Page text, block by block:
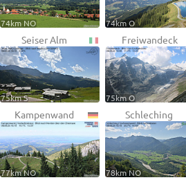
74km NO 74km O
Seiser Alm
75km S
Freiwandeck
75km O
Kampenwand
77km NO
Schleching
78km NO